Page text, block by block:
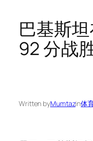
巴基斯
92 分战
Written byMumtazin体